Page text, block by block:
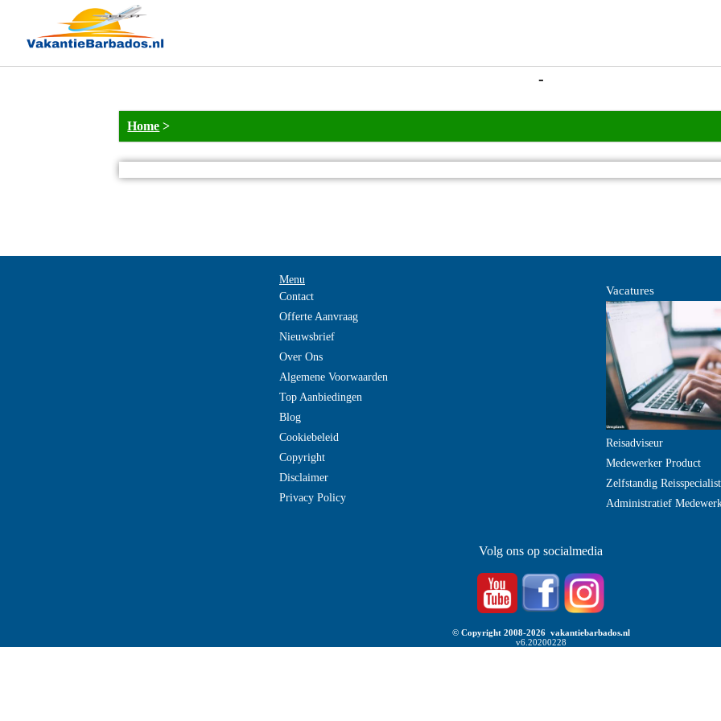
-
Home >
Menu
Contact
Offerte Aanvraag
Nieuwsbrief
Over Ons
Algemene Voorwaarden
Top Aanbiedingen
Blog
Cookiebeleid
Copyright
Disclaimer
Privacy Policy
Vacatures
Reisadviseur
Medewerker Product
Zelfstandig Reisspecialist
Administratief
Volg ons op socialmedia
© Copyright 2008-2026 vakantiebarbados.nl
v6.20200228